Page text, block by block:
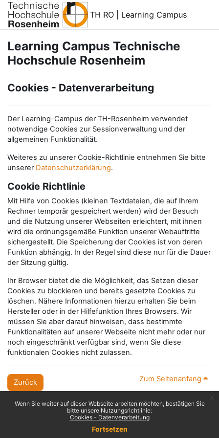
Zum Hauptinhalt
Wenn Sie weiter auf dieser Webseite arbeiten möchten, bestätigen Sie
bitte unsere Nutzungsrichtlinie:
Cookies - Datenverarbeitung
Fortsetzen
TH RO | Learning Campus
Learning Campus Technische
Hochschule Rosenheim
Cookies - Datenverarbeitung
Der Learning-Campus der TH-Rosenheim verwendet
notwendige Cookies zur Sessionverwaltung und der
allgemeinen Funktionalität.
Weiteres zu unserer Cookie-Richtlinie entnehmen Sie bitte
unserer Datenschutzerklärung.
Cookie Richtlinie
Mit Hilfe von Cookies (kleinen Textdateien, die auf Ihrem
Rechner temporär gespeichert werden) wird der Besuch
und die Nutzung unserer Webseiten erleichtert, mit ihnen
wird die ordnungsgemäße Funktion unserer Webauftritte
sichergestellt. Die Speicherung der Cookies ist von deren
Funktion abhängig. In der Regel sind diese nur für die Dauer
der Sitzung gültig.
Ihr Browser bietet die die Möglichkeit, das Setzen dieser
Cookies zu blockieren und bereits gesetzte Cookies zu
löschen. Nähere Informationen hierzu erhalten Sie beim
Hersteller oder in der Hilfefunktion Ihres Browsers. Wir
müssen Sie aber darauf hinweisen, dass bestimmte
Funktionalitäten auf unserer Webseite nicht mehr oder nur
noch eingeschränkt verfügbar sind, wenn Sie diese
funktionalen Cookies nicht zulassen.
Zurück Zum Seitenanfang